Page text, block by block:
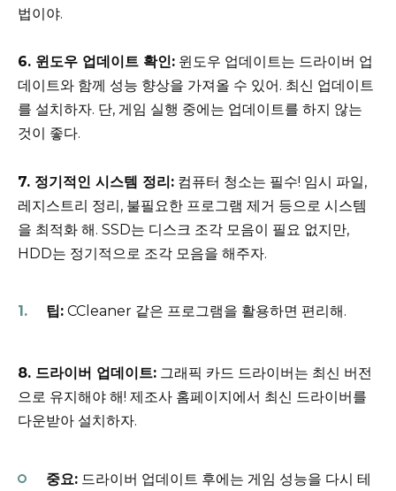
법이야.
6. 윈도우 업데이트 확인: 윈도우 업데이트는 드라이버 업
데이트와 함께 성능 향상을 가져올 수 있어. 최신 업데이트
를 설치하자. 단, 게임 실행 중에는 업데이트를 하지 않는
것이 좋다.
7. 정기적인 시스템 정리: 컴퓨터 청소는 필수! 임시 파일,
레지스트리 정리, 불필요한 프로그램 제거 등으로 시스템
을 최적화 해. SSD는 디스크 조각 모음이 필요 없지만,
HDD는 정기적으로 조각 모음을 해주자.
팁: CCleaner 같은 프로그램을 활용하면 편리해.
8. 드라이버 업데이트: 그래픽 카드 드라이버는 최신 버전
으로 유지해야 해! 제조사 홈페이지에서 최신 드라이버를
다운받아 설치하자.
중요: 드라이버 업데이트 후에는 게임 성능을 다시 테